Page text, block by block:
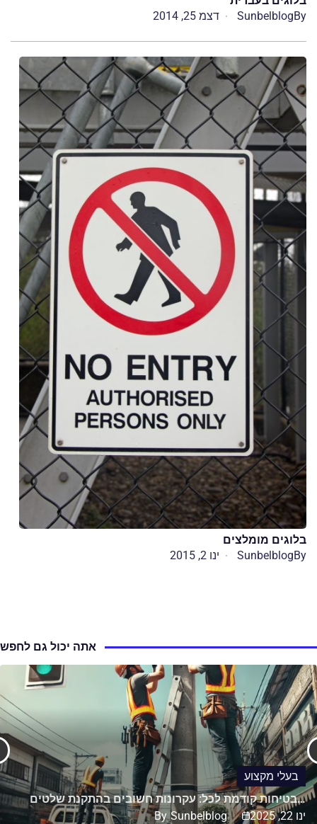
By
Sunbelblog דצמ 25, 2014
בלוגים מומלצים
By
Sunbelblog ינו 2, 2015
אתה יכול גם לחפש
בעלי מקצוע
בטיחות קודמת לכל: עקרונות חשובים בהתקנת שלטים…
By Sunbelblog ינו 22, 2025